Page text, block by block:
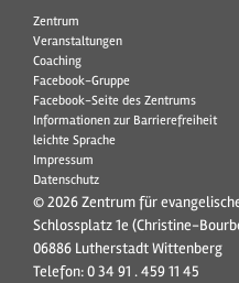
Zentrum
Veranstaltungen
Coaching
Facebook-Gruppe
Facebook-Seite des Zentrums
Informationen zur Barrierefreiheit
leichte Sprache
Impressum
Datenschutz
© 2026 Zentrum für
Schlossplatz 1e (Christine-
06886 Lutherstadt Wittenberg
Telefon:0 34 91 . 459 11 45